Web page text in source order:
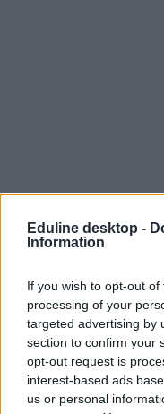
Eduline desktop -
Information
If you wish to opt-out
processing of your
targeted advertising by
section to confirm your
opt-out request is
interest-based ads
us or personal
fizetések
fizetés
fizetési adatok